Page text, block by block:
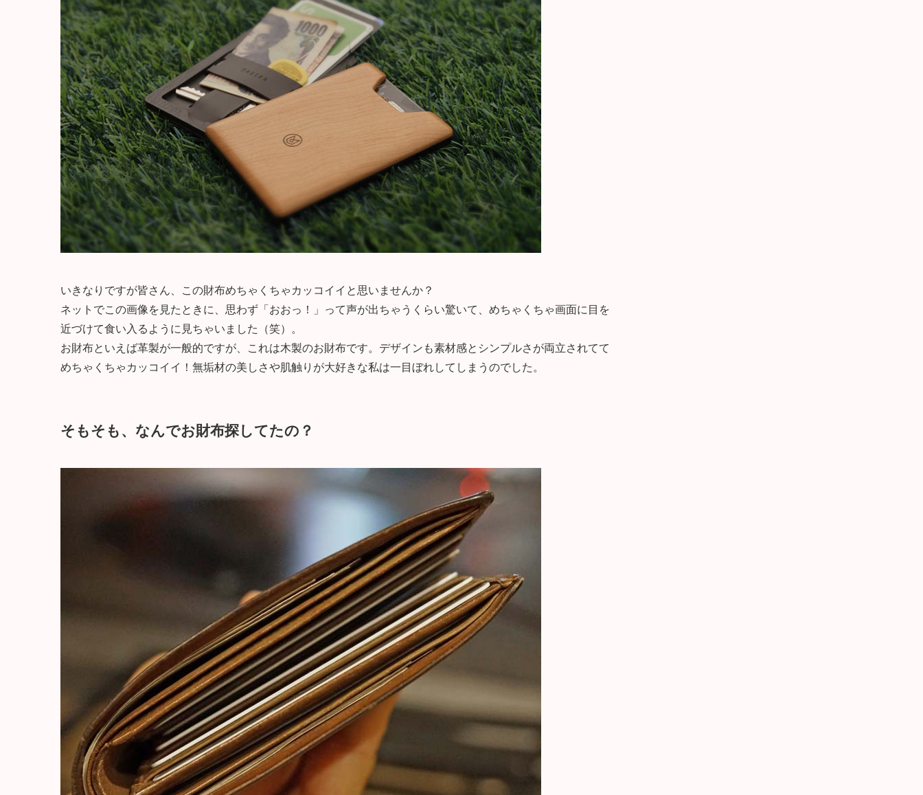
いきなりですが皆さん、この財布めちゃくちゃカッコイイと思いませんか？
ネットでこの画像を見たときに、思わず「おおっ！」って声が出ちゃうくらい驚いて、めちゃくちゃ画面に目を
近づけて食い入るように見ちゃいました（笑）。
お財布といえば革製が一般的ですが、これは木製のお財布です。デザインも素材感とシンプルさが両立されてて
めちゃくちゃカッコイイ！無垢材の美しさや肌触りが大好きな私は一目ぼれしてしまうのでした。
そもそも、なんでお財布探してたの？